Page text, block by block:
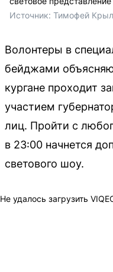
Источник: Тимофей
Волонтеры в
бейджами
кургане проходит
участием
лиц. Пройти с
в 23:00 начнется
светового шоу.
Не удалось загрузить